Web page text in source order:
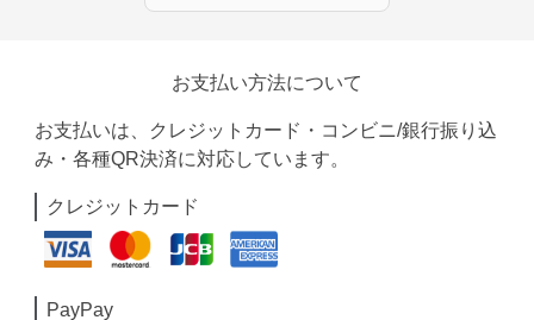
お支払い方法について
お支払いは、クレジットカード・コンビニ/銀行振り込
み・各種QR決済に対応しています。
クレジットカード
PayPay